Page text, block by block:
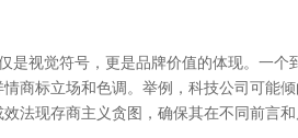
视觉符号，更是品牌价值的体现。一
商标立场和色调。举例，科技公司可能
法现存商主义贪图，确保其在不同前言